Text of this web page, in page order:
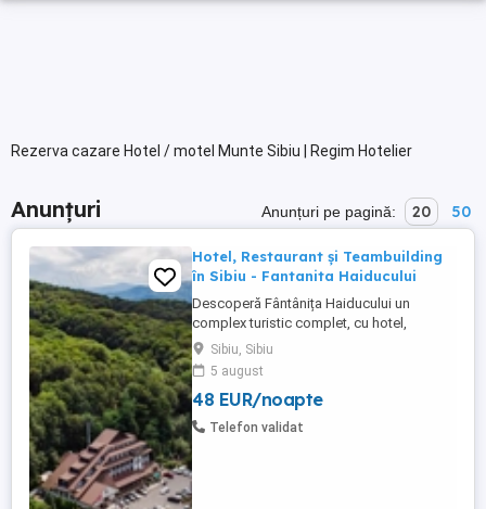
Rezerva cazare Hotel / motel Munte Sibiu | Regim Hotelier
Anunțuri Anunțuri pe pagină: 20 50
Hotel, Restaurant și Teambuilding
în Sibiu - Fantanita Haiducului
Descoperă Fântânița Haiducului un
complex turistic complet, cu hotel,
restaurante, sală de conferințe și spații
dedicate evenimentelor sau teambuilding-
urilor. Locația noastră, la marginea pădurii,
între Sibiu și Brașov. Confort și
gastronomie tradițională Hotelul Fântânița
Sibiu, Sibiu
5 august
48 EUR/noapte
Telefon validat